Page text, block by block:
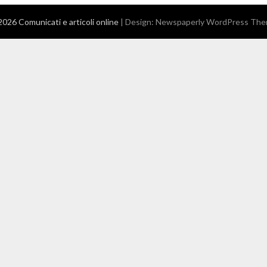
Comunicati e articoli online | Design: Newspaperly WordPress